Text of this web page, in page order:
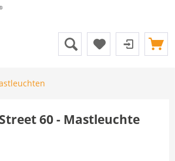
60 - Mastleuchte